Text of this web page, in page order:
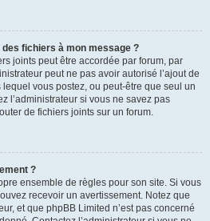
fichiers à mon message ?
joints peut être accordée par forum, par
peut ne pas avoir autorisé l’ajout de
vous postez, ou peut-être que seul un
l’administrateur si vous ne savez pas
de fichiers joints sur un forum.
?
ensemble de règles pour son site. Si vous
recevoir un avertissement. Notez que
et que phpBB Limited n’est pas concerné